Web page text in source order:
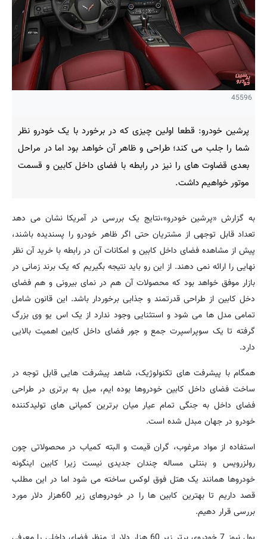
45596
پرشین خودرو: قطعا اولین چیزی که در برخورد با یک خودرو نظر
شما را جلب می کند؛ طراحی و ظاهر آن خواهد بود اما در مراحل
بعدی قضاوت های را نیز در رابطه با فضای داخل کابین و قسمت
موتور خواهیم داشت.
به گزارش «پرشین خودرو»،نتایج یک بررسی در آمریکا نشان می دهد
تعداد قابل توجهی از مشتریان حتی اگر ظاهر خودرو را پسندیده باشند،
پیش از مشاهده فضای داخل کابین و امکانات آن در رابطه با خرید آن نظر
نهایی را ارائه نمی دهند. از این رو باید نتیجه بگیریم که یک برند زمانی در
بازار موفق خواهد بود که محصولات آن هم در نمای بیرونی و هم فضای
دخل کابین از طراحی قدرتمند و جذابی برخوردار باشد. این قانون شامل
تمامی مدل ها می شود و استثنایی وجود ندارد از یک اس یو وی بزرگ
گرفته تا یک سوپراسپرت جمع و جور فضای داخل کابین اهمیت بالایی
دارد.
همگام با پیشرفت های تکنولوژیک، شاهد پیشرفت هایی قابل توجه در
ساخت فضای داخل کابین خودروها بوده ایم، میل به برتری در طراحی
فضای داخل به جنگی تمام عیار میان برترین کمپانی های تولیدکننده
خودرو در جهان مبدل شده است.
استفاده از مواد مرغوب، گران قیمت و البته کمیاب در محصولاتی چون
رولزرویس و بنتلی مساله چندان جدیدی نیست زیرا کابین اینگونه
خودروها همانند یک هتل فوق لوکس ساخته می شود اما در این مطلب
قصد داریم تا بهترین کابین ها را در خودروهای زیر 60هزار دلار مورد
بررسی قرار دهیم.